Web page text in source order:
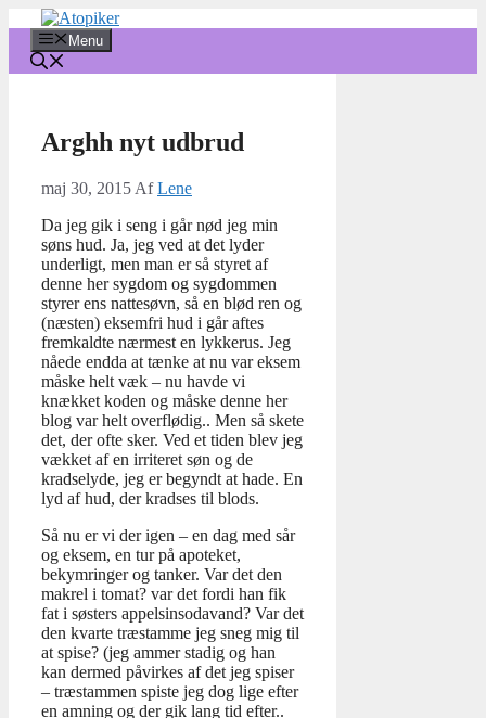
indhold
Menu
Arghh nyt udbrud
maj 30, 2015 AfLene
Da jeg gik i seng i går nød jeg min
søns hud. Ja, jeg ved at det lyder
underligt, men man er så styret af
denne her sygdom og sygdommen
styrer ens nattesøvn, så en blød ren og
(næsten) eksemfri hud i går aftes
fremkaldte nærmest en lykkerus. Jeg
nåede endda at tænke at nu var eksem
måske helt væk – nu havde vi
knækket koden og måske denne her
blog var helt overflødig.. Men så skete
det, der ofte sker. Ved et tiden blev jeg
vækket af en irriteret søn og de
kradselyde, jeg er begyndt at hade. En
lyd af hud, der kradses til blods.
Så nu er vi der igen – en dag med sår
og eksem, en tur på apoteket,
bekymringer og tanker. Var det den
makrel i tomat? var det fordi han fik
fat i søsters appelsinsodavand? Var det
den kvarte træstamme jeg sneg mig til
at spise? (jeg ammer stadig og han
kan dermed påvirkes af det jeg spiser
– træstammen spiste jeg dog lige efter
en amning og der gik lang tid efter..